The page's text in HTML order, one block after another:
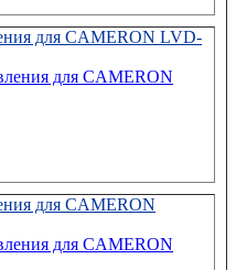
для CAMERON LVD-
для CAMERON